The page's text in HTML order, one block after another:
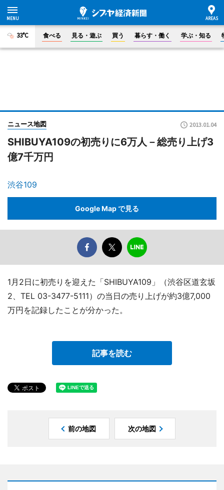
33°C 食べる 見る・遊ぶ 買う 暮らす・働く 学ぶ・知る
ニュース地図 2013.01.04
SHIBUYA109の初売りに6万人－総売り上げ3
億7千万円
渋谷109
Google Map で見る
1月2日に初売りを迎えた「SHIBUYA109」（渋谷区道玄坂
2、TEL 03-3477-5111）の当日の売り上げが約3億7,000
万円を記録したことが分かった。
記事を読む
前の地図 次の地図